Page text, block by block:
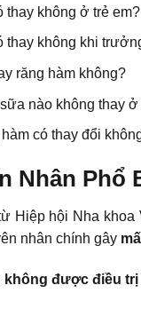
thay không ở trẻ em?
thay không khi
răng hàm không?
nào không thay ở
có thay đổi
Nhân Phổ
Hiệp hội Nha
nhân chính gây
không được điều